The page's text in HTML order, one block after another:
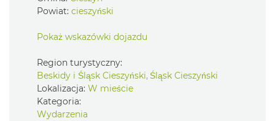
Powiat: cieszyński
Pokaż wskazówki dojazdu
Region turystyczny:
Beskidy i Śląsk Cieszyński, Śląsk Cieszyński
Lokalizacja: W mieście
Kategoria:
Wydarzenia